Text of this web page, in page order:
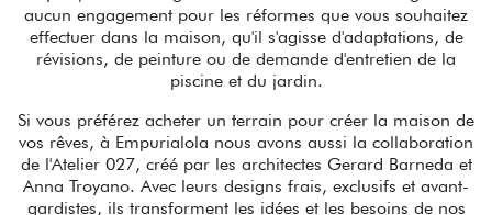
aucun engagement pour les réformes que vous souhaitez
effectuer dans la maison, qu'il s'agisse d'adaptations, de
révisions, de peinture ou de demande d'entretien de la
piscine et du jardin.
Si vous préférez acheter un terrain pour créer la maison de
vos rêves, à Empurialola nous avons aussi la collaboration
de l'Atelier 027, créé par les architectes Gerard Barneda et
Anna Troyano. Avec leurs designs frais, exclusifs et avant-
gardistes, ils transforment les idées et les besoins de nos